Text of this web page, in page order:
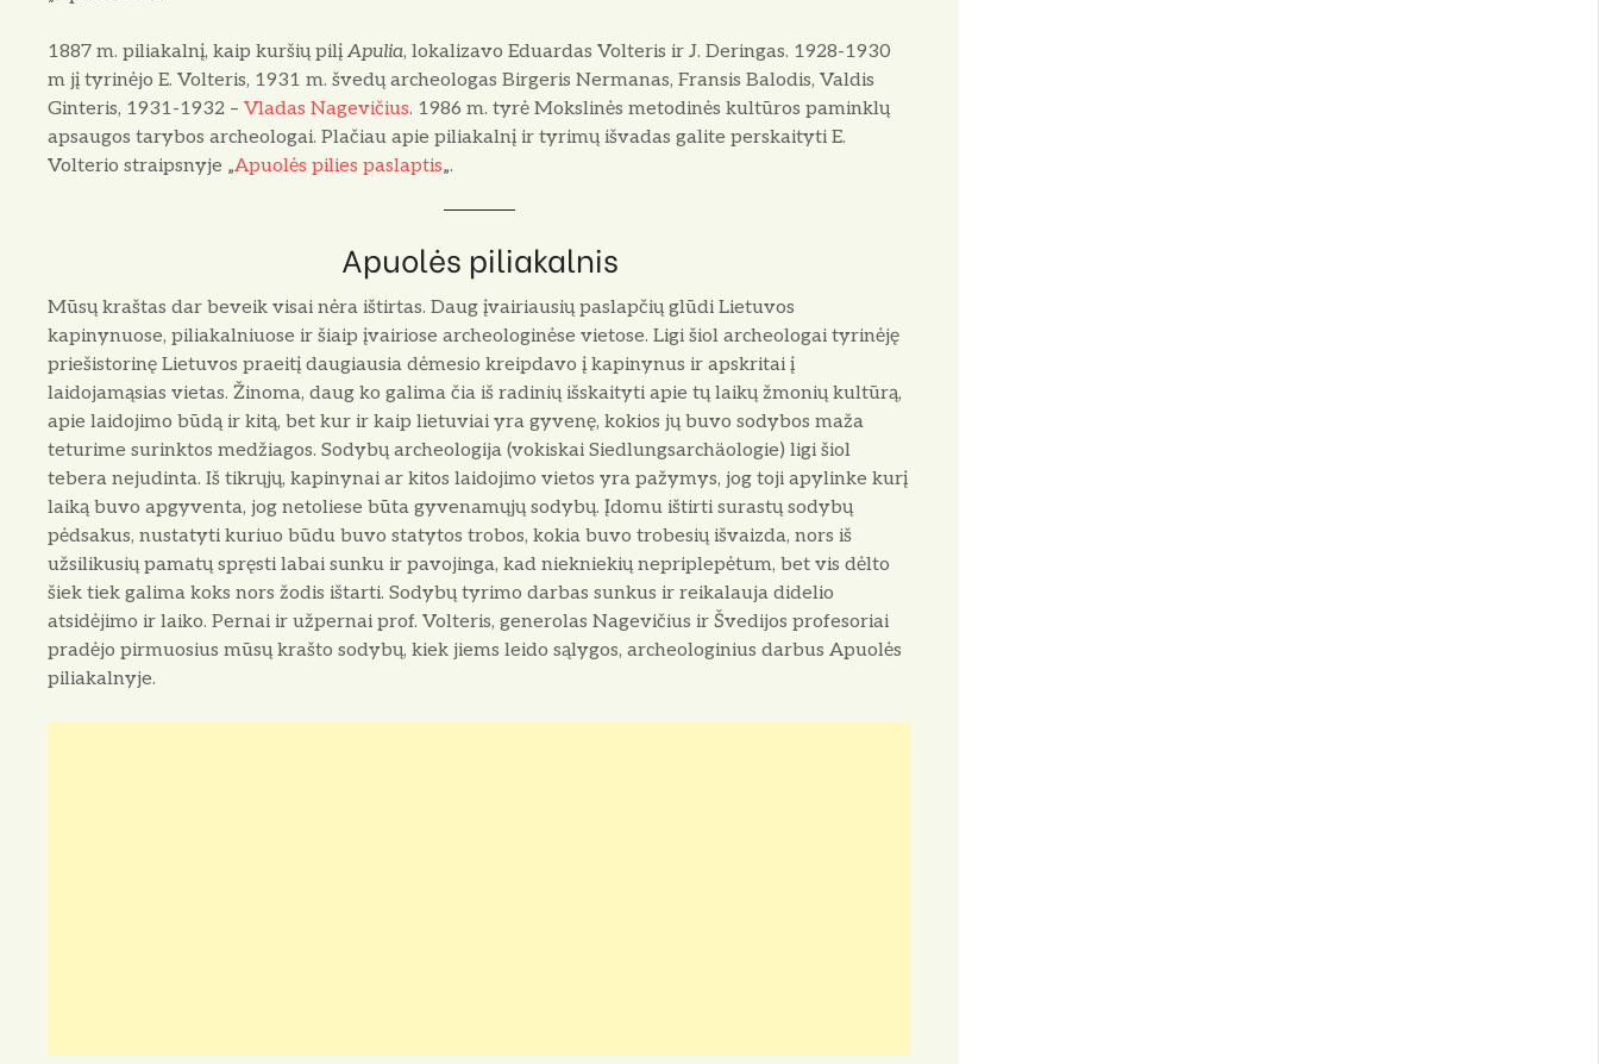
1887 m. piliakalnį, kaip kuršių pilįApulia, lokalizavo Eduardas Volteris ir J. Deringas. 1928-1930
m jį tyrinėjo E. Volteris, 1931 m. švedų archeologas Birgeris Nermanas, Fransis Balodis, Valdis
Ginteris, 1931-1932 –Vladas Nagevičius. 1986 m. tyrė Mokslinės metodinės kultūros paminklų
apsaugos tarybos archeologai. Plačiau apie piliakalnį ir tyrimų išvadas galite perskaityti E.
Volterio straipsnyje „Apuolės pilies paslaptis„.
Apuolės piliakalnis
Mūsų kraštas dar beveik visai nėra ištirtas. Daug įvairiausių paslapčių glūdi Lietuvos
kapinynuose, piliakalniuose ir šiaip įvairiose archeologinėse vietose. Ligi šiol archeologai tyrinėję
priešistorinę Lietuvos praeitį daugiausia dėmesio kreipdavo į kapinynus ir apskritai į
laidojamąsias vietas. Žinoma, daug ko galima čia iš radinių išskaityti apie tų laikų žmonių kultūrą,
apie laidojimo būdą ir kitą, bet kur ir kaip lietuviai yra gyvenę, kokios jų buvo sodybos maža
teturime surinktos medžiagos. Sodybų archeologija (vokiskai Siedlungsarchäologie) ligi šiol
tebera nejudinta. Iš tikrųjų, kapinynai ar kitos laidojimo vietos yra pažymys, jog toji apylinke kurį
laiką buvo apgyventa, jog netoliese būta gyvenamųjų sodybų. Įdomu ištirti surastų sodybų
pėdsakus, nustatyti kuriuo būdu buvo statytos trobos, kokia buvo trobesių išvaizda, nors iš
užsilikusių pamatų spręsti labai sunku ir pavojinga, kad niekniekių nepriplepėtum, bet vis dėlto
šiek tiek galima koks nors žodis ištarti. Sodybų tyrimo darbas sunkus ir reikalauja didelio
atsidėjimo ir laiko. Pernai ir užpernai prof. Volteris, generolas Nagevičius ir Švedijos profesoriai
pradėjo pirmuosius mūsų krašto sodybų, kiek jiems leido sąlygos, archeologinius darbus Apuolės
piliakalnyje.